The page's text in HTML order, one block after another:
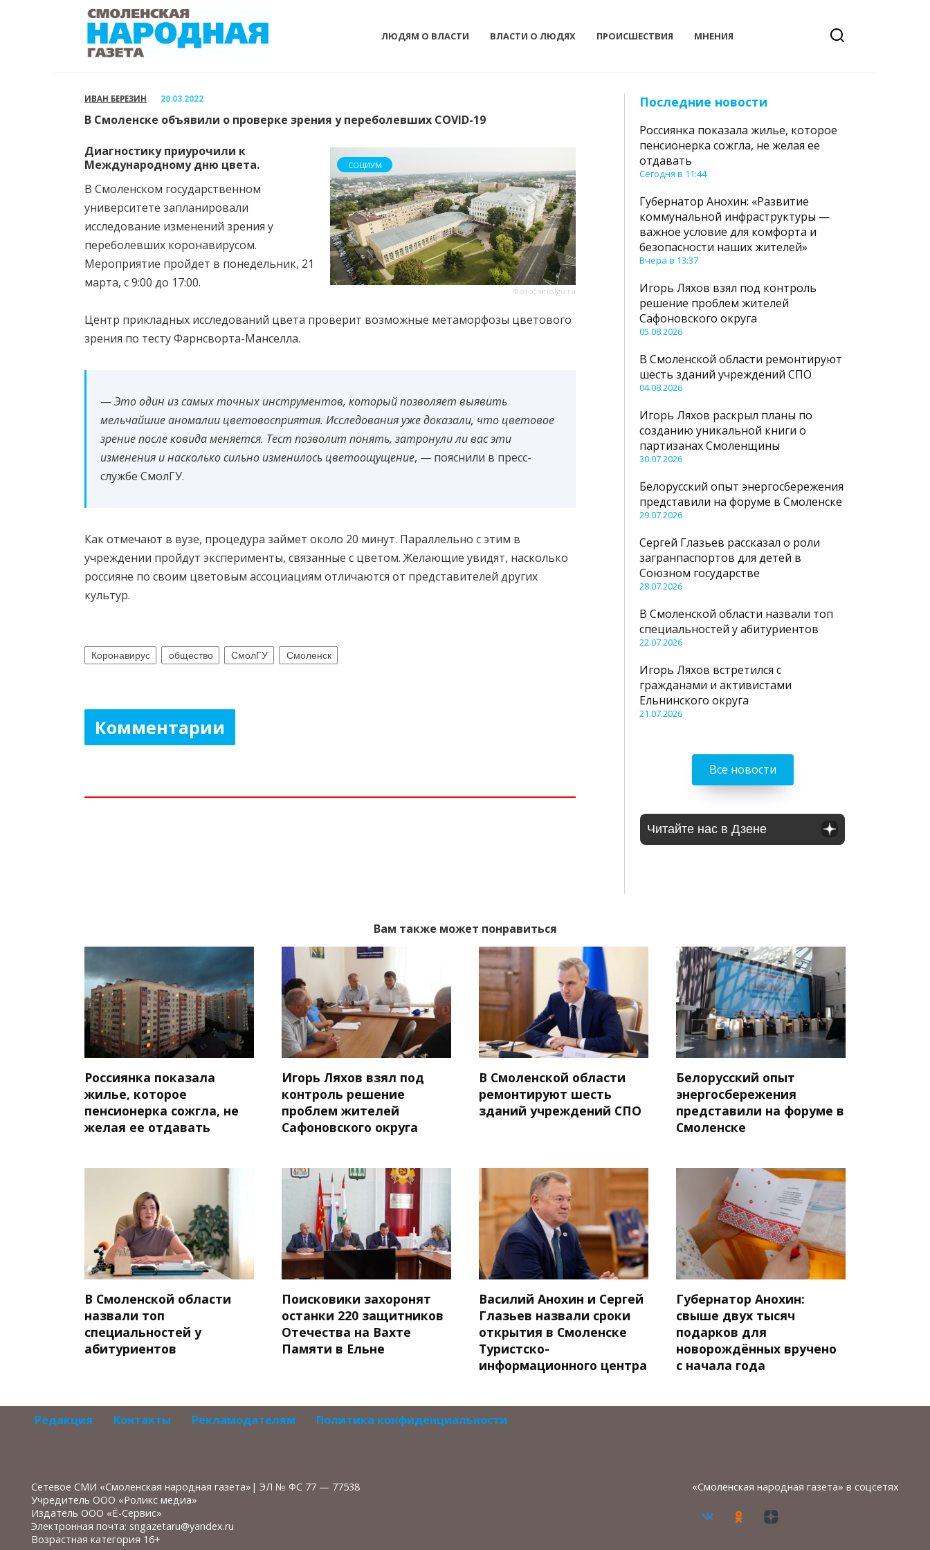
ЛЮДЯМ О ВЛАСТИ ВЛАСТИ О ЛЮДЯХ ПРОИСШЕСТВИЯ МНЕНИЯ
ИВАН БЕРЕЗИН 20.03.2022
В Смоленске объявили о проверке зрения у переболевших COVID-19
Фото: smolgu.ru
СОЦИУМ
Диагностику приурочили к
Международному дню цвета.
В Смоленском государственном
университете запланировали
исследование изменений зрения у
переболевших коронавирусом.
Мероприятие пройдет в понедельник, 21
марта, с 9:00 до 17:00.
Центр прикладных исследований цвета проверит возможные метаморфозы цветового
зрения по тесту Фарнсворта-Манселла.
—Это один из самых точных инструментов, который позволяет выявить
мельчайшие аномалии цветовосприятия. Исследования уже доказали, что цветовое
зрение после ковида меняется. Тест позволит понять, затронули ли вас эти
изменения и насколько сильно изменилось цветоощущение, — пояснили в пресс-
службе СмолГУ.
Как отмечают в вузе, процедура займет около 20 минут. Параллельно с этим в
учреждении пройдут эксперименты, связанные с цветом. Желающие увидят, насколько
россияне по своим цветовым ассоциациям отличаются от представителей других
культур.
Коронавирус общество СмолГУ Смоленск
Комментарии
Последние новости
Россиянка показала жилье, которое
пенсионерка сожгла, не желая ее
отдавать
Сегодня в 11:44
Губернатор Анохин: «Развитие
коммунальной инфраструктуры —
важное условие для комфорта и
безопасности наших жителей»
Вчера в 13:37
Игорь Ляхов взял под контроль
решение проблем жителей
Сафоновского округа
05.08.2026
В Смоленской области ремонтируют
шесть зданий учреждений СПО
04.08.2026
Игорь Ляхов раскрыл планы по
созданию уникальной книги о
партизанах Смоленщины
30.07.2026
Белорусский опыт энергосбережения
представили на форуме в Смоленске
29.07.2026
Сергей Глазьев рассказал о роли
загранпаспортов для детей в
Союзном государстве
28.07.2026
В Смоленской области назвали топ
специальностей у абитуриентов
22.07.2026
Игорь Ляхов встретился с
гражданами и активистами
Ельнинского округа
21.07.2026
Все новости
Читайте нас в Дзене
Вам также может понравиться
Россиянка показала
жилье, которое
пенсионерка сожгла, не
желая ее отдавать
Игорь Ляхов взял под
контроль решение
проблем жителей
Сафоновского округа
В Смоленской области
ремонтируют шесть
зданий учреждений СПО
Белорусский опыт
энергосбережения
представили на форуме в
Смоленске
В Смоленской области
назвали топ
специальностей у
абитуриентов
Поисковики захоронят
останки 220 защитников
Отечества на Вахте
Памяти в Ельне
Василий Анохин и Сергей
Глазьев назвали сроки
открытия в Смоленске
Туристско-
информационного центра
Губернатор Анохин:
свыше двух тысяч
подарков для
новорождённых вручено
с начала года
Редакция Контакты Рекламодателям Политика конфиденциальности
Сетевое СМИ «Смоленская народная газета»| ЭЛ № ФС 77 — 77538
Учредитель ООО «Роликс медиа»
Издатель ООО «Ё-Сервис»
Электронная почта: sngazetaru@yandex.ru
Возрастная категория 16+
«Смоленская народная газета» в соцсетях